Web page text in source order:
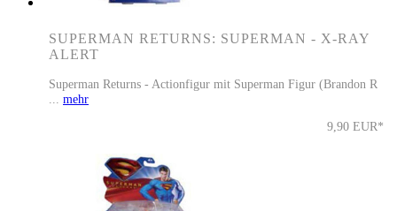
SUPERMAN RETURNS: SUPERMAN - X-RAY
ALERT
Superman Returns - Actionfigur mit Superman Figur (Brandon R
mehr
9,90 EUR*